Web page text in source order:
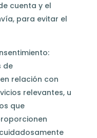
cuenta y el
para evitar el
de
relación con
relevantes, u
que